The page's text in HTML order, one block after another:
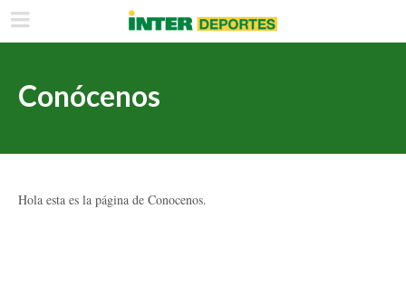
Conócenos
Hola esta es la página de Conocenos.